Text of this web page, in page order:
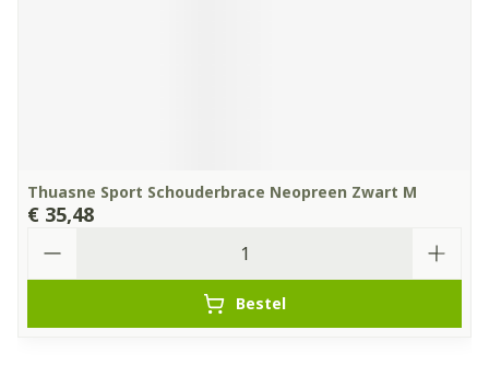
Thuasne Sport Schouderbrace Neopreen Zwart M
€ 35,48
Bestel